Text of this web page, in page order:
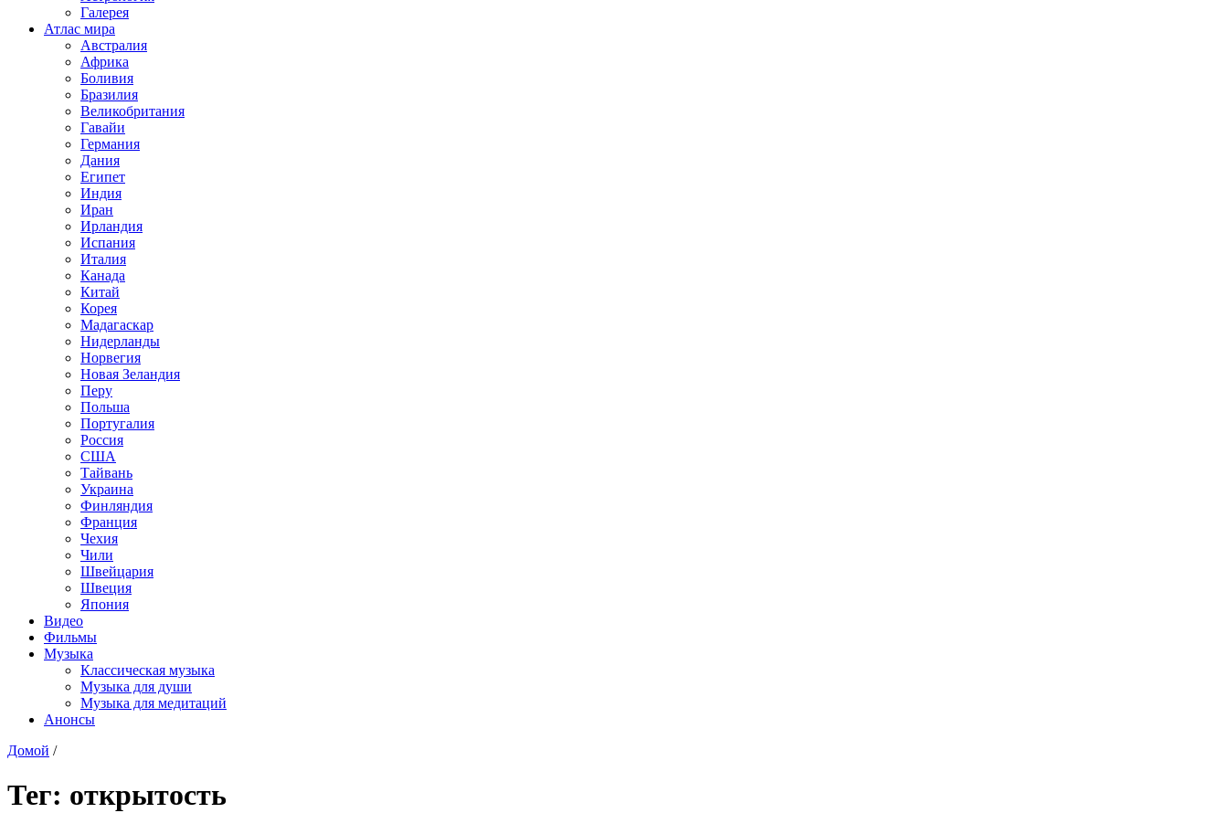
Галерея
Атлас мира
Австралия
Африка
Боливия
Бразилия
Великобритания
Гавайи
Германия
Дания
Египет
Индия
Иран
Ирландия
Испания
Италия
Канада
Китай
Корея
Мадагаскар
Нидерланды
Норвегия
Новая Зеландия
Перу
Польша
Португалия
Россия
США
Тайвань
Украина
Финляндия
Франция
Чехия
Чили
Швейцария
Швеция
Япония
Видео
Фильмы
Музыка
Классическая музыка
Музыка для души
Музыка для медитаций
Анонсы
Домой /
Тег: открытость